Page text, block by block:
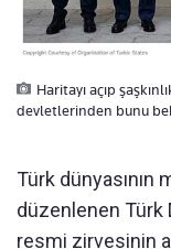
Haritayı açıp
devletlerinden bunu
Türk dünyasının
düzenlenen Türk
resmi zirvesinin